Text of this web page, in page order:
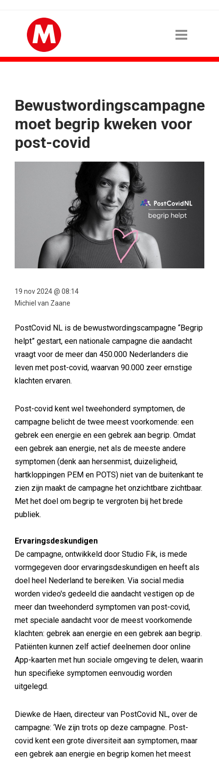
Bewustwordingscampagne
moet begrip kweken voor
post-covid
19 nov 2024 @ 08:14
Michiel van Zaane
PostCovid NL is de bewustwordingscampagne “Begrip
helpt” gestart, een nationale campagne die aandacht
vraagt voor de meer dan 450.000 Nederlanders die
leven met post-covid, waarvan 90.000 zeer ernstige
klachten ervaren.
Post-covid kent wel tweehonderd symptomen, de
campagne belicht de twee meest voorkomende: een
gebrek een energie en een gebrek aan begrip. Omdat
een gebrek aan energie, net als de meeste andere
symptomen (denk aan hersenmist, duizeligheid,
hartkloppingen PEM en POTS) niet van de buitenkant te
zien zijn maakt de campagne het onzichtbare zichtbaar.
Met het doel om begrip te vergroten bij het brede
publiek.
Ervaringsdeskundigen
De campagne, ontwikkeld door Studio Fik, is mede
vormgegeven door ervaringsdeskundigen en heeft als
doel heel Nederland te bereiken. Via social media
worden video's gedeeld die aandacht vestigen op de
meer dan tweehonderd symptomen van post-covid,
met speciale aandacht voor de meest voorkomende
klachten: gebrek aan energie en een gebrek aan begrip.
Patiënten kunnen zelf actief deelnemen door online
App-kaarten met hun sociale omgeving te delen, waarin
hun specifieke symptomen eenvoudig worden
uitgelegd.
Diewke de Haen, directeur van PostCovid NL, over de
campagne: ‘We zijn trots op deze campagne. Post-
covid kent een grote diversiteit aan symptomen, maar
een gebrek aan energie en begrip komen het meest